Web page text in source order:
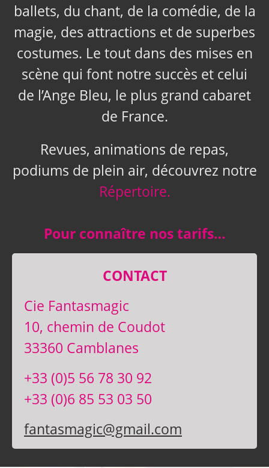
ballets, du chant, de la comédie, de la
magie, des attractions et de superbes
costumes. Le tout dans des mises en
scène qui font notre succès et celui
de l’Ange Bleu, le plus grand cabaret
de France.
Revues, animations de repas,
podiums de plein air, découvrez notre
Répertoire.
Pour connaître nos tarifs…
CONTACT
Cie Fantasmagic
10, chemin de Coudot
33360 Camblanes
+33 (0)5 56 78 30 92
+33 (0)6 85 53 03 50
fantasmagic@gmail.com